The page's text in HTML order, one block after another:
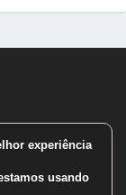
experiência
usando